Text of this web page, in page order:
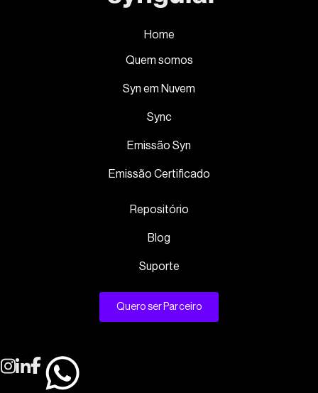
Home
Quem somos
Syn em Nuvem
Sync
Emissão Syn
Emissão Certificado
Repositório
Blog
Suporte
Quero ser Parceiro